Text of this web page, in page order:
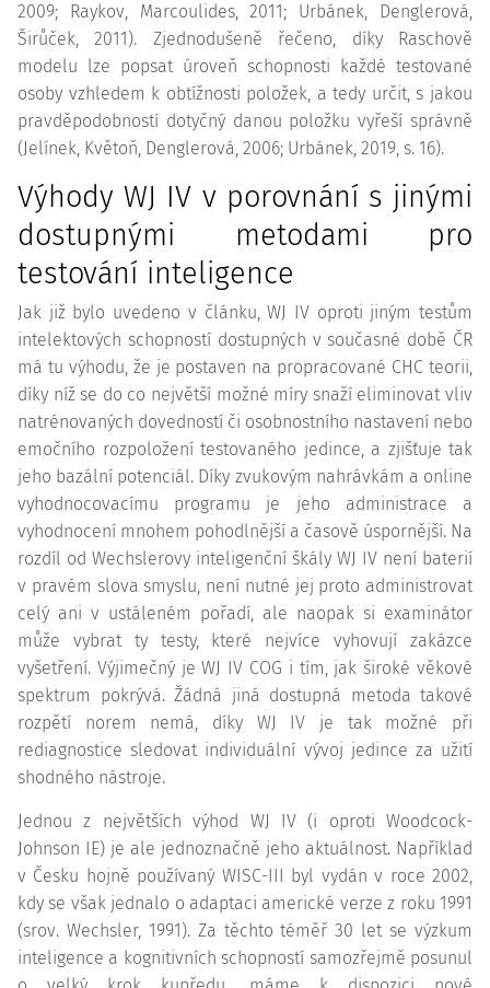
2009; Raykov, Marcoulides, 2011; Urbánek, Denglerová,
Širůček, 2011). Zjednodušeně řečeno, díky Raschově
modelu lze popsat úroveň schopnosti každé testované
osoby vzhledem k obtížnosti položek, a tedy určit, s jakou
pravděpodobností dotyčný danou položku vyřeší správně
(Jelínek, Květoň, Denglerová, 2006; Urbánek, 2019, s. 16).
Výhody WJ IV v porovnání s jinými
dostupnými metodami pro
testování inteligence
Jak již bylo uvedeno v článku, WJ IV oproti jiným testům
intelektových schopností dostupných v současné době ČR
má tu výhodu, že je postaven na propracované CHC teorii,
díky níž se do co největší možné míry snaží eliminovat vliv
natrénovaných dovedností či osobnostního nastavení nebo
emočního rozpoložení testovaného jedince, a zjišťuje tak
jeho bazální potenciál. Díky zvukovým nahrávkám a online
vyhodnocovacímu programu je jeho administrace a
vyhodnocení mnohem pohodlnější a časově úspornější. Na
rozdíl od Wechslerovy inteligenční škály WJ IV není baterií
v pravém slova smyslu, není nutné jej proto administrovat
celý ani v ustáleném pořadí, ale naopak si examinátor
může vybrat ty testy, které nejvíce vyhovují zakázce
vyšetření. Výjimečný je WJ IV COG i tím, jak široké věkové
spektrum pokrývá. Žádná jiná dostupná metoda takové
rozpětí norem nemá, díky WJ IV je tak možné při
rediagnostice sledovat individuální vývoj jedince za užití
shodného nástroje.
Jednou z největších výhod WJ IV (i oproti Woodcock-
Johnson IE) je ale jednoznačně jeho aktuálnost. Například
v Česku hojně používaný WISC-III byl vydán v roce 2002,
kdy se však jednalo o adaptaci americké verze z roku 1991
(srov. Wechsler, 1991). Za těchto téměř 30 let se výzkum
inteligence a kognitivních schopností samozřejmě posunul